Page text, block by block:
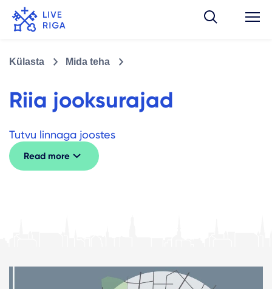
Külasta Mida teha
Riia jooksurajad
Tutvu linnaga joostes
Read more